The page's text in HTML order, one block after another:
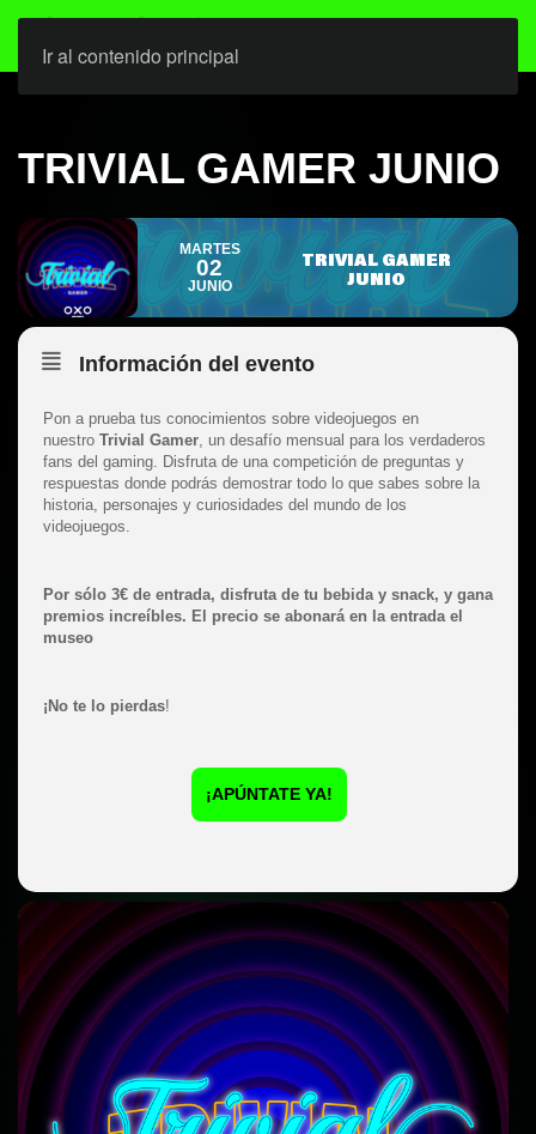
Ir al contenido principal
TRIVIAL GAMER JUNIO
MARTES
02
JUNIO
TRIVIAL GAMER
JUNIO
Información del evento
Pon a prueba tus conocimientos sobre videojuegos en
nuestro Trivial Gamer, un desafío mensual para los verdaderos
fans del gaming. Disfruta de una competición de preguntas y
respuestas donde podrás demostrar todo lo que sabes sobre la
historia, personajes y curiosidades del mundo de los
videojuegos.
Por sólo 3€ de entrada, disfruta de tu bebida y snack, y gana
premios increíbles. El precio se abonará en la entrada el
museo
¡No te lo pierdas!
¡APÚNTATE YA!